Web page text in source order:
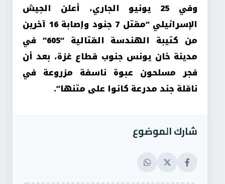
وفي 25 يونيو الجاري، أعلن الجيش
الإسرائيلي “مقتل 7 جنود وإصابة 16 آخرين
من كتيبة الهندسة القتالية “605” في
مدينة خان يونس جنوب قطاع غزة، بعد أن
فجر مسلحون عبوة ناسفة مزروعة في
ناقلة جند مدرعة كانوا على متنها”.
شارك الموضوع